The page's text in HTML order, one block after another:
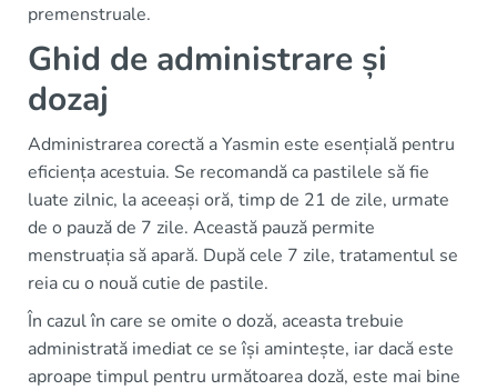
premenstruale.
Ghid de administrare și
dozaj
Administrarea corectă a Yasmin este esențială pentru
eficiența acestuia. Se recomandă ca pastilele să fie
luate zilnic, la aceeași oră, timp de 21 de zile, urmate
de o pauză de 7 zile. Această pauză permite
menstruația să apară. După cele 7 zile, tratamentul se
reia cu o nouă cutie de pastile.
În cazul în care se omite o doză, aceasta trebuie
administrată imediat ce se își amintește, iar dacă este
aproape timpul pentru următoarea doză, este mai bine